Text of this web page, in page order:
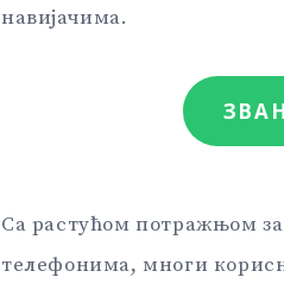
навијачима.
Са растућом потражњом
телефонима, многи